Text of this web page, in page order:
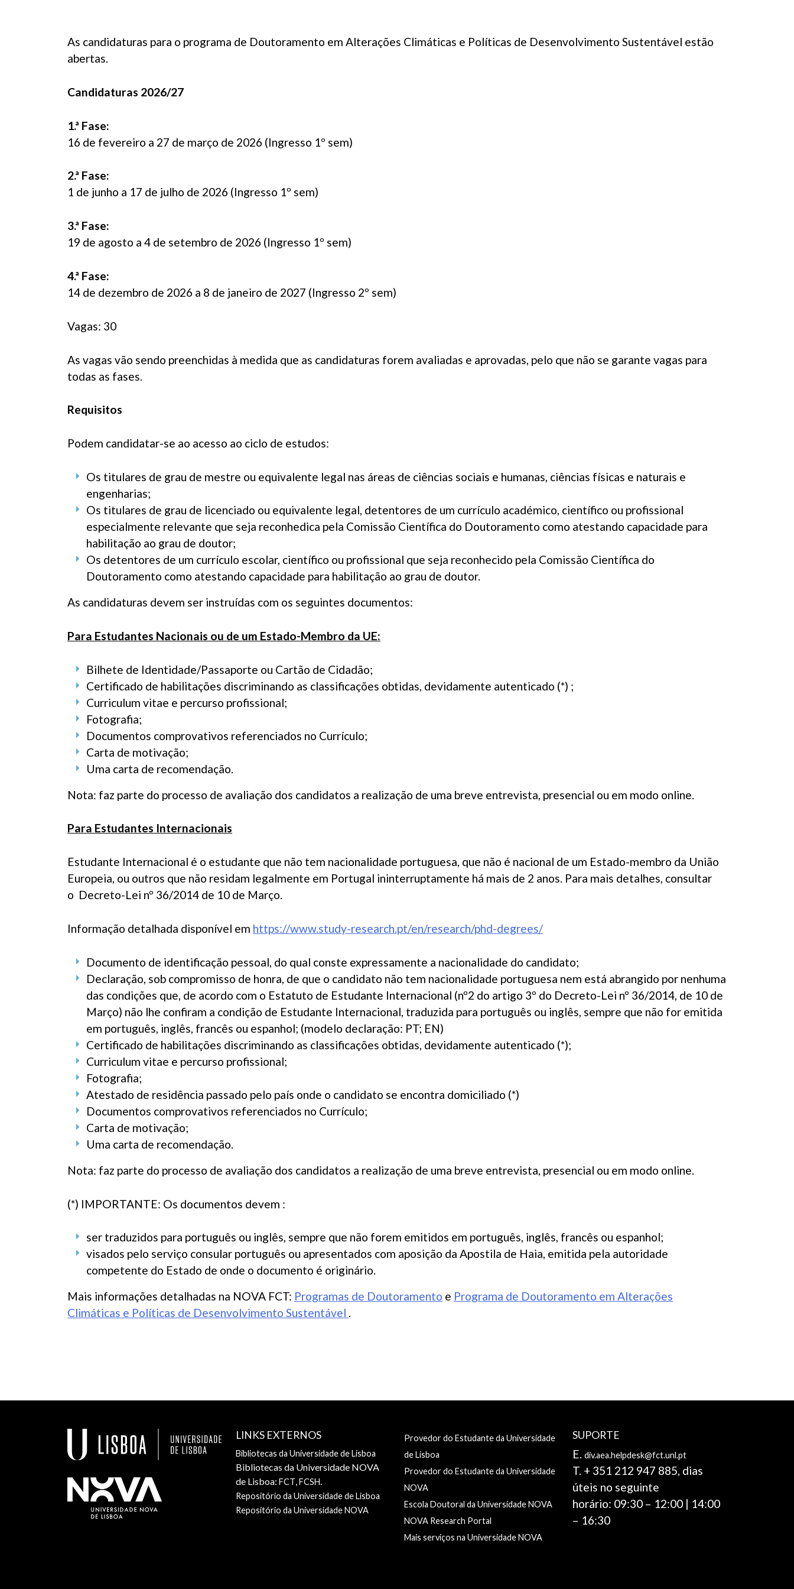
As candidaturas para o programa de Doutoramento em Alterações Climáticas e Políticas de Desenvolvimento Sustentável estão
abertas.
Candidaturas 2026/27
1.ª Fase:
16 de fevereiro a 27 de março de 2026 (Ingresso 1º sem)
2.ª Fase:
1 de junho a 17 de julho de 2026 (Ingresso 1º sem)
3.ª Fase:
19 de agosto a 4 de setembro de 2026 (Ingresso 1º sem)
4.ª Fase:
14 de dezembro de 2026 a 8 de janeiro de 2027 (Ingresso 2º sem)
Vagas: 30
As vagas vão sendo preenchidas à medida que as candidaturas forem avaliadas e aprovadas, pelo que não se garante vagas para
todas as fases.
Requisitos
Podem candidatar-se ao acesso ao ciclo de estudos:
Os titulares de grau de mestre ou equivalente legal nas áreas de ciências sociais e humanas, ciências físicas e naturais e
engenharias;
Os titulares de grau de licenciado ou equivalente legal, detentores de um currículo académico, científico ou profissional
especialmente relevante que seja reconhedica pela Comissão Científica do Doutoramento como atestando capacidade para
habilitação ao grau de doutor;
Os detentores de um currículo escolar, científico ou profissional que seja reconhecido pela Comissão Científica do
Doutoramento como atestando capacidade para habilitação ao grau de doutor.
As candidaturas devem ser instruídas com os seguintes documentos:
Para Estudantes Nacionais ou de um Estado-Membro da UE:
Bilhete de Identidade/Passaporte ou Cartão de Cidadão;
Certificado de habilitações discriminando as classificações obtidas, devidamente autenticado (*) ;
Curriculum vitae e percurso profissional;
Fotografia;
Documentos comprovativos referenciados no Currículo;
Carta de motivação;
Uma carta de recomendação.
Nota: faz parte do processo de avaliação dos candidatos a realização de uma breve entrevista, presencial ou em modo online.
Para Estudantes Internacionais
Estudante Internacional é o estudante que não tem nacionalidade portuguesa, que não é nacional de um Estado-membro da União
Europeia, ou outros que não residam legalmente em Portugal ininterruptamente há mais de 2 anos. Para mais detalhes, consultar
o Decreto-Lei nº 36/2014 de 10 de Março.
Informação detalhada disponível em https://www.study-research.pt/en/research/phd-degrees/
Documento de identificação pessoal, do qual conste expressamente a nacionalidade do candidato;
Declaração, sob compromisso de honra, de que o candidato não tem nacionalidade portuguesa nem está abrangido por nenhuma
das condições que, de acordo com o Estatuto de Estudante Internacional (nº2 do artigo 3º do Decreto-Lei nº 36/2014, de 10 de
Março) não lhe confiram a condição de Estudante Internacional, traduzida para português ou inglês, sempre que não for emitida
em português, inglês, francês ou espanhol; (modelo declaração: PT; EN)
Certificado de habilitações discriminando as classificações obtidas, devidamente autenticado (*);
Curriculum vitae e percurso profissional;
Fotografia;
Atestado de residência passado pelo país onde o candidato se encontra domiciliado (*)
Documentos comprovativos referenciados no Currículo;
Carta de motivação;
Uma carta de recomendação.
Nota: faz parte do processo de avaliação dos candidatos a realização de uma breve entrevista, presencial ou em modo online.
(*) IMPORTANTE: Os documentos devem :
ser traduzidos para português ou inglês, sempre que não forem emitidos em português, inglês, francês ou espanhol;
visados pelo serviço consular português ou apresentados com aposição da Apostila de Haia, emitida pela autoridade
competente do Estado de onde o documento é originário.
Mais informações detalhadas na NOVA FCT: Programas de Doutoramento e Programa de Doutoramento em Alterações
Climáticas e Políticas de Desenvolvimento Sustentável .
LINKS EXTERNOS
Bibliotecas da Universidade de Lisboa
Bibliotecas da Universidade NOVA
de Lisboa: FCT,FCSH.
Repositório da Universidade de Lisboa
Repositório da Universidade NOVA
Provedor do Estudante da Universidade
de Lisboa
Provedor do Estudante da Universidade
NOVA
Escola Doutoral da Universidade NOVA
NOVA Research Portal
Mais serviços na Universidade NOVA
SUPORTE
E. div.aea.helpdesk@fct.unl.pt
T. + 351 212 947 885, dias
úteis no seguinte
horário: 09:30 – 12:00 | 14:00
– 16:30